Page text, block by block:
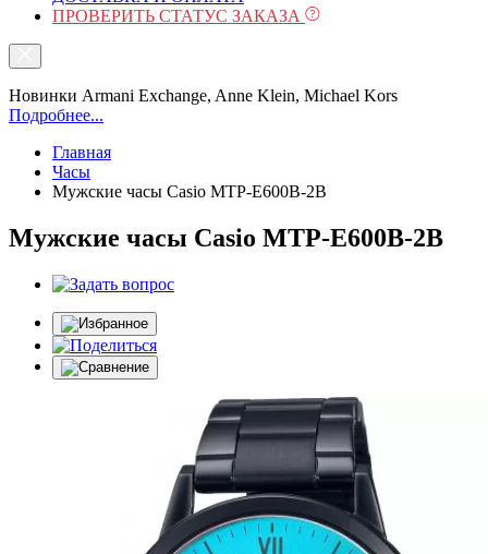
ПРОВЕРИТЬ СТАТУС ЗАКАЗА
Новинки Armani Exchange, Anne Klein, Michael Kors
Подробнее...
Главная
Часы
Мужские часы Casio MTP-E600B-2B
Мужские часы Casio MTP-E600B-2B